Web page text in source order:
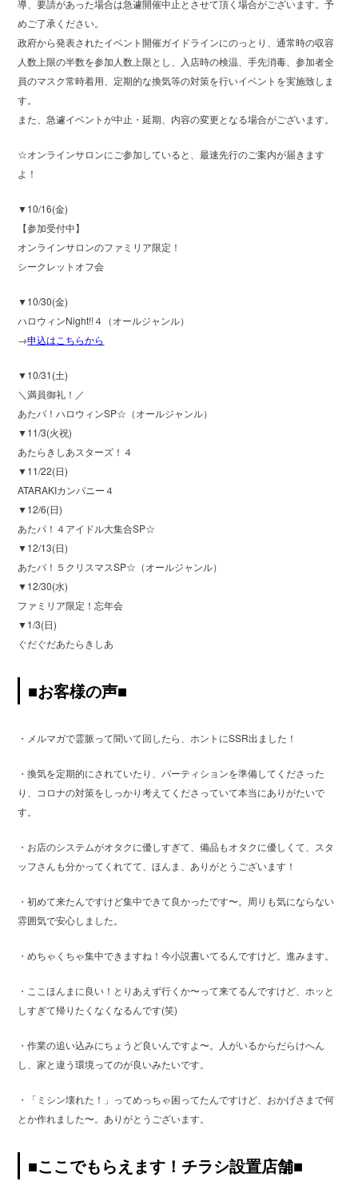
導、要請があった場合は急遽開催中止とさせて頂く場合がございます。予
めご了承ください。
政府から発表されたイベント開催ガイドラインにのっとり、通常時の収容
人数上限の半数を参加人数上限とし、入店時の検温、手先消毒、参加者全
員のマスク常時着用、定期的な換気等の対策を行いイベントを実施致しま
す。
また、急遽イベントが中止・延期、内容の変更となる場合がございます。
☆オンラインサロンにご参加していると、最速先行のご案内が届きます
よ！
▼10/16(金)
【参加受付中】
オンラインサロンのファミリア限定！
シークレットオフ会
▼10/30(金)
ハロウィンNight!!４（オールジャンル）
→申込はこちらから
▼10/31(土)
＼満員御礼！／
あたパ！ハロウィンSP☆（オールジャンル）
▼11/3(火祝)
あたらきしあスターズ！４
▼11/22(日)
ATARAKIカンパニー４
▼12/6(日)
あたパ！４アイドル大集合SP☆
▼12/13(日)
あたパ！５クリスマスSP☆（オールジャンル）
▼12/30(水)
ファミリア限定！忘年会
▼1/3(日)
ぐだぐだあたらきしあ
■お客様の声■
・メルマガで霊脈って聞いて回したら、ホントにSSR出ました！
・換気を定期的にされていたり、パーティションを準備してくださった
り、コロナの対策をしっかり考えてくださっていて本当にありがたいで
す。
・お店のシステムがオタクに優しすぎて、備品もオタクに優しくて、スタ
ッフさんも分かってくれてて、ほんま、ありがとうございます！
・初めて来たんですけど集中できて良かったです〜。周りも気にならない
雰囲気で安心しました。
・めちゃくちゃ集中できますね！今小説書いてるんですけど。進みます。
・ここほんまに良い！とりあえず行くか〜って来てるんですけど、ホッと
しすぎて帰りたくなくなるんです(笑)
・作業の追い込みにちょうど良いんですよ〜。人がいるからだらけへん
し、家と違う環境ってのが良いみたいです。
・「ミシン壊れた！」ってめっちゃ困ってたんですけど、おかげさまで何
とか作れました〜。ありがとうございます。
■ここでもらえます！チラシ設置店舗■